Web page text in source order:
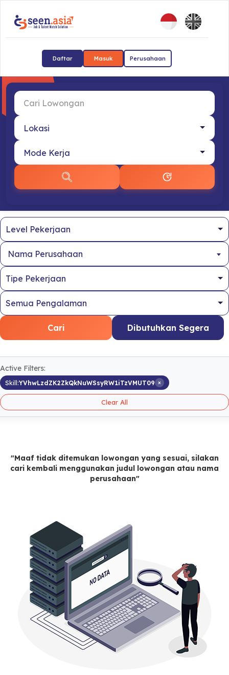
Daftar Masuk Perusahaan
Nama Perusahaan
Cari Dibutuhkan Segera
Active Filters:
Skill:YVhwLzdZK2ZkQkNuWSsyRW1iTzVMUT09 ×
Clear All
"Maaf tidak ditemukan lowongan yang sesuai, silakan
cari kembali menggunakan judul lowongan atau nama
perusahaan"